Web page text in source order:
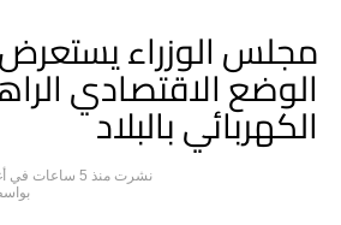
مجلس الوزراء
الوضع الاقتصادي
الكهربائي بالبلاد
نشرت منذ 5 ساعات في